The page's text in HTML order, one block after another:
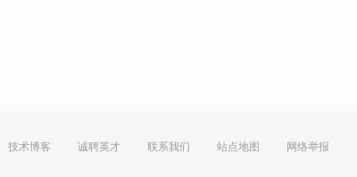
技术博客 诚聘英才 联系我们 站点地图 网络举报